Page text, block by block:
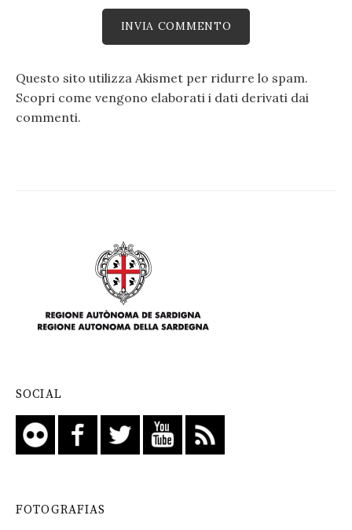
Questo sito utilizza Akismet per ridurre lo spam.
Scopri come vengono elaborati i dati derivati dai
commenti.
SOCIAL
FOTOGRAFIAS